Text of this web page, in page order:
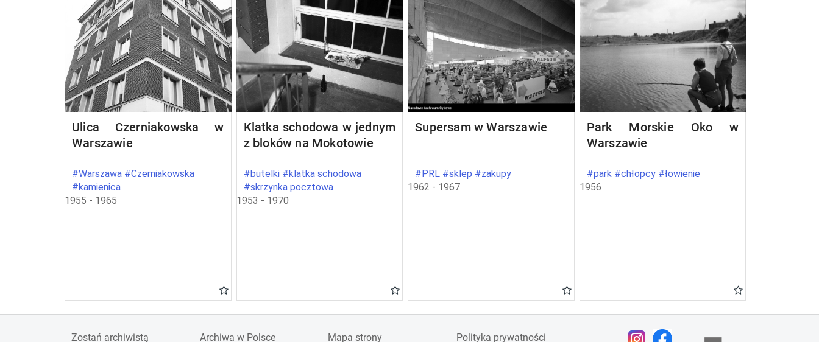
Ulica Czerniakowska w
Warszawie
#Warszawa #Czerniakowska
#kamienica
1955 - 1965
Klatka schodowa w jednym
z bloków na Mokotowie
#butelki #klatka schodowa
#skrzynka pocztowa
1953 - 1970
Supersam w Warszawie
#PRL #sklep #zakupy
1962 - 1967
Park Morskie Oko w
Warszawie
#park #chłopcy #łowienie
1956
Zostań archiwistą Archiwa w Polsce Mapa strony Polityka prywatności